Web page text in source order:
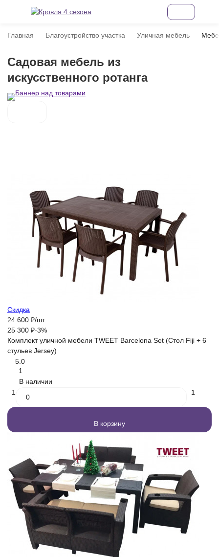
Главная Благоустройство участка Уличная мебель
Садовая мебель из
искусственного ротанга
покупателей
Скидка
24 600 ₽/шт.
25 300 ₽-3%
Комплект уличной мебели TWEET Barсelona Set (Стол Fiji + 6
стульев Jersey)
5.0
1
В наличии
1
1
В корзину